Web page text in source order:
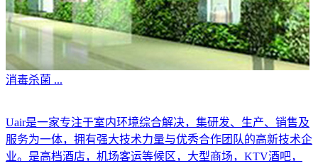
消毒杀菌 ...
Uair是一家专注于室内环境综合解决，集研发、生产、销售及
服务为一体，拥有强大技术力量与优秀合作团队的高新技术企
业。是高档酒店，机场客运等候区，大型商场，KTV酒吧，